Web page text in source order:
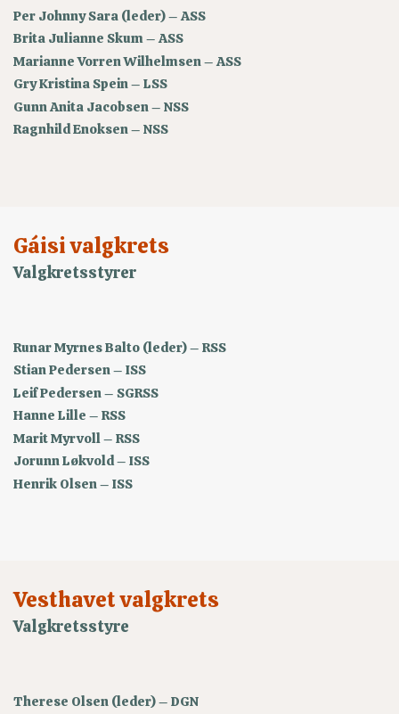
Per Johnny Sara (leder) – ASS
Brita Julianne Skum – ASS
Marianne Vorren Wilhelmsen – ASS
Gry Kristina Spein – LSS
Gunn Anita Jacobsen – NSS
Ragnhild Enoksen – NSS
Gáisi valgkrets
Valgkretsstyrer
Runar Myrnes Balto (leder) – RSS
Stian Pedersen – ISS
Leif Pedersen – SGRSS
Hanne Lille – RSS
Marit Myrvoll – RSS
Jorunn Løkvold – ISS
Henrik Olsen – ISS
Vesthavet valgkrets
Valgkretsstyre
Therese Olsen (leder) – DGN